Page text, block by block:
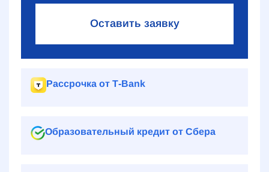
Оставить заявку
Рассрочка от Т‑Bank
Образовательный кредит от Сбера